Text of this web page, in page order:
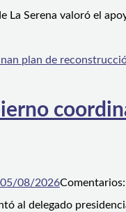
La Serena valoró el
05/08/2026Comentarios:
al delegado